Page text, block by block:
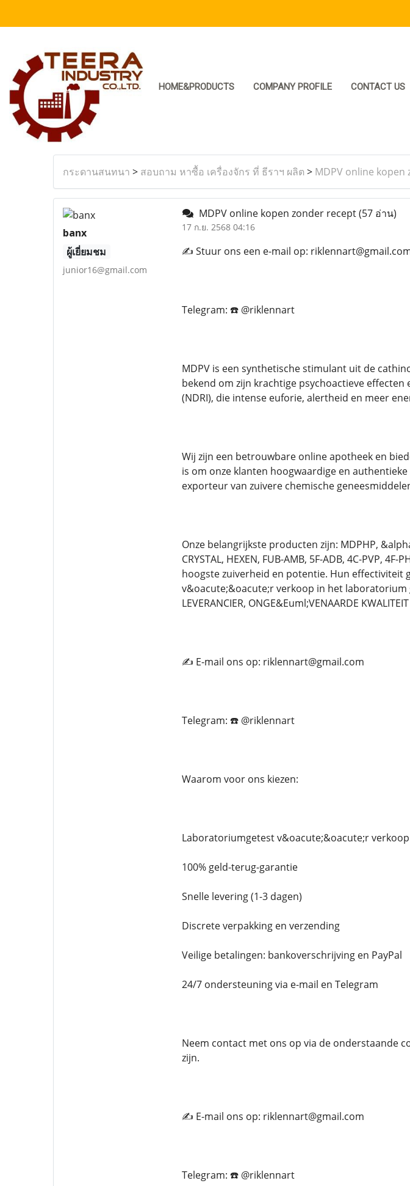
HOME&PRODUCTS COMPANY PROFILE CONTACT US
กระดานสนทนา > สอบถาม หาซื้อ เครื่องจักร ที่ ธีราฯ ผลิต > MDPV online
banx
ผู้เยี่ยมชม
junior16@gmail.com
MDPV online kopen zonder recept(57 อ่าน)
17 ก.ย. 2568 04:16
✍️ Stuur ons een e-mail op:
Telegram: ☎️ @riklennart
MDPV is een synthetische stimulant uit de
bekend om zijn krachtige psychoactieve
(NDRI), die intense euforie, alertheid en meer
Wij zijn een betrouwbare online apotheek en
is om onze klanten hoogwaardige en
exporteur van zuivere chemische
Onze belangrijkste producten zijn: MDPHP,
CRYSTAL, HEXEN, FUB-AMB, 5F-ADB, 4C-PVP,
hoogste zuiverheid en potentie. Hun
v&oacute;&oacute;r verkoop in het laboratorium
LEVERANCIER, ONGE&Euml;VENAARDE
✍️ E-mail ons op: riklennart@gmail.com
Telegram: ☎️ @riklennart
Waarom voor ons kiezen:
Laboratoriumgetest v&oacute;&oacute;r verkoop
100% geld-terug-garantie
Snelle levering (1-3 dagen)
Discrete verpakking en verzending
Veilige betalingen: bankoverschrijving en PayPal
24/7 ondersteuning via e-mail en Telegram
Neem contact met ons op via de onderstaande
zijn.
✍️ E-mail ons op: riklennart@gmail.com
Telegram: ☎️ @riklennart